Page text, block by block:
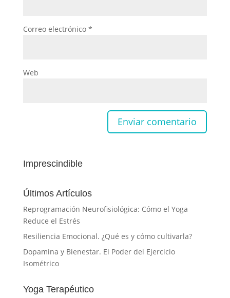
Correo electrónico *
Web
Imprescindible
Últimos Artículos
Reprogramación Neurofisiológica: Cómo el Yoga
Reduce el Estrés
Resiliencia Emocional. ¿Qué es y cómo cultivarla?
Dopamina y Bienestar. El Poder del Ejercicio
Isométrico
Yoga Terapéutico